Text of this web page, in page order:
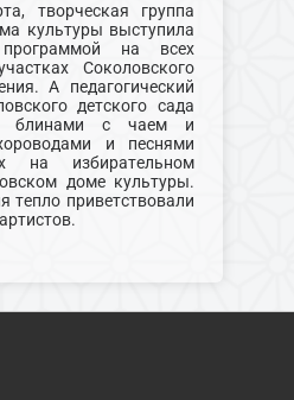
творческая группа
культуры выступила
на всех
Соколовского
А педагогический
детского сада
с чаем и
и песнями
на избирательном
доме культуры.
тепло приветствовали